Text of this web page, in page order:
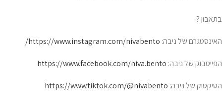
בתאבון ?
האינסטגרם של ניבה: https://www.instagram.com/nivabento/
הפייסבוק של ניבה: https://www.facebook.com/niva.bento
הטיקטוק של ניבה: https://www.tiktok.com/@nivabento